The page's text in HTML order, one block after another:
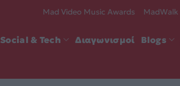
Mad Video Music Awards MadWalk
Social & Tech Διαγωνισμοί Blogs